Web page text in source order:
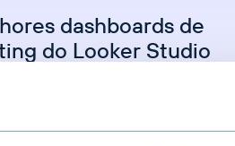
dashboards de
do Looker Studio